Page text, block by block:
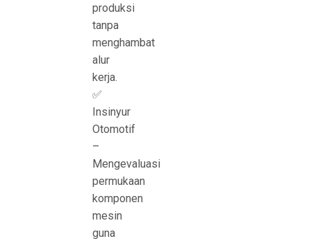
produksi
tanpa
menghambat
alur
kerja.
✅
Insinyur
Otomotif
–
Mengevaluasi
permukaan
komponen
mesin
guna